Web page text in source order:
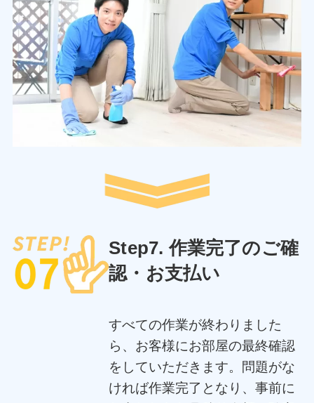
Step7. 作業完了のご確
認・お支払い
すべての作業が終わりました
ら、お客様にお部屋の最終確認
をしていただきます。問題がな
ければ作業完了となり、事前に